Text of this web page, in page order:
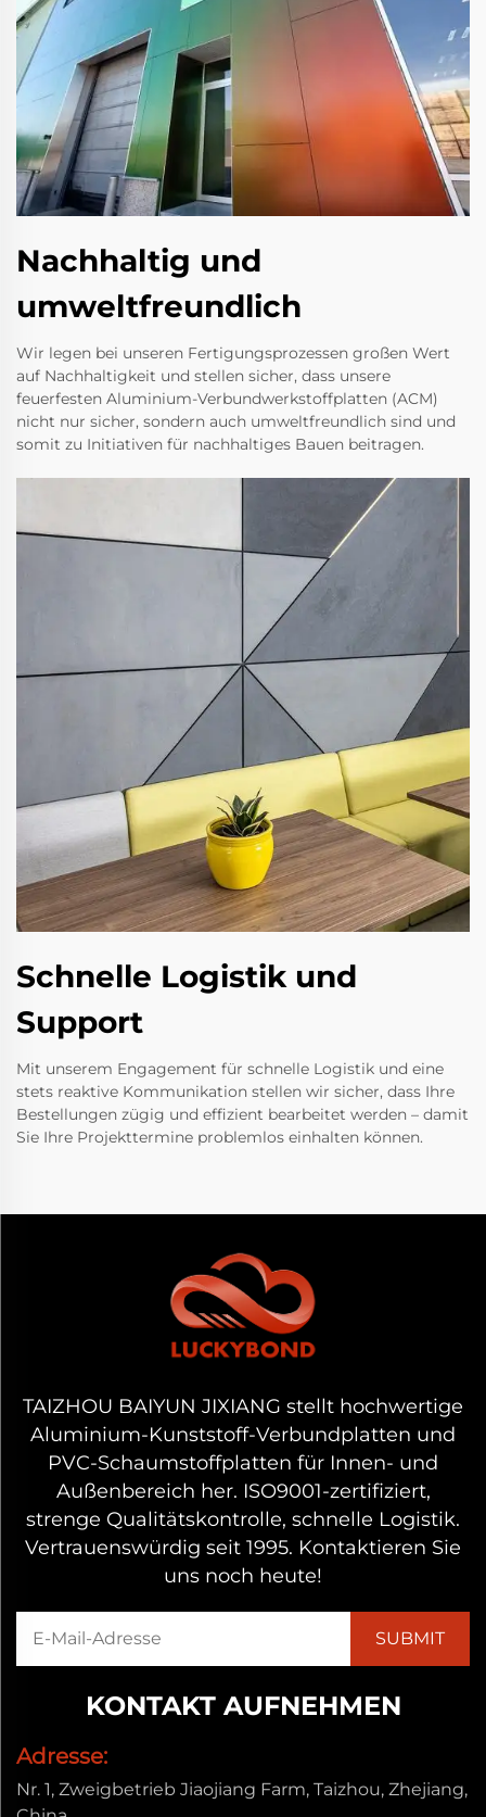
Nachhaltig und
umweltfreundlich
Wir legen bei unseren Fertigungsprozessen großen Wert
auf Nachhaltigkeit und stellen sicher, dass unsere
feuerfesten Aluminium-Verbundwerkstoffplatten (ACM)
nicht nur sicher, sondern auch umweltfreundlich sind und
somit zu Initiativen für nachhaltiges Bauen beitragen.
Schnelle Logistik und
Support
Mit unserem Engagement für schnelle Logistik und eine
stets reaktive Kommunikation stellen wir sicher, dass Ihre
Bestellungen zügig und effizient bearbeitet werden – damit
Sie Ihre Projekttermine problemlos einhalten können.
TAIZHOU BAIYUN JIXIANG stellt hochwertige
Aluminium-Kunststoff-Verbundplatten und
PVC-Schaumstoffplatten für Innen- und
Außenbereich her. ISO9001-zertifiziert,
strenge Qualitätskontrolle, schnelle Logistik.
Vertrauenswürdig seit 1995. Kontaktieren Sie
uns noch heute!
KONTAKT AUFNEHMEN
Adresse:
Nr. 1, Zweigbetrieb Jiaojiang Farm, Taizhou, Zhejiang,